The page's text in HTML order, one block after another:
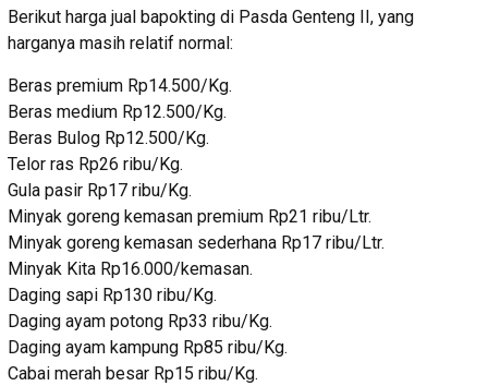
Berikut harga jual bapokting di Pasda Genteng II, yang
harganya masih relatif normal:
Beras premium Rp14.500/Kg.
Beras medium Rp12.500/Kg.
Beras Bulog Rp12.500/Kg.
Telor ras Rp26 ribu/Kg.
Gula pasir Rp17 ribu/Kg.
Minyak goreng kemasan premium Rp21 ribu/Ltr.
Minyak goreng kemasan sederhana Rp17 ribu/Ltr.
Minyak Kita Rp16.000/kemasan.
Daging sapi Rp130 ribu/Kg.
Daging ayam potong Rp33 ribu/Kg.
Daging ayam kampung Rp85 ribu/Kg.
Cabai merah besar Rp15 ribu/Kg.